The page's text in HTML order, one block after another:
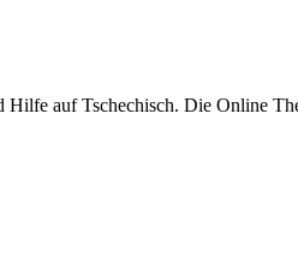
auf Tschechisch. Die Online